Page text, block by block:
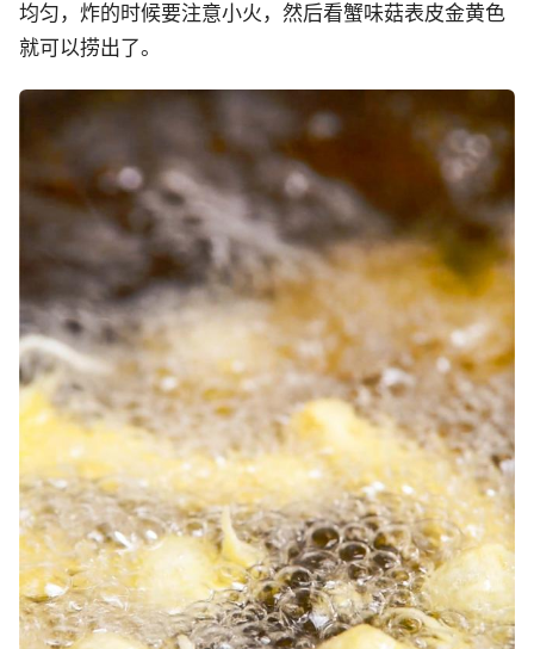
均匀，炸的时候要注意小火，然后看蟹味菇表皮金黄色
就可以捞出了。